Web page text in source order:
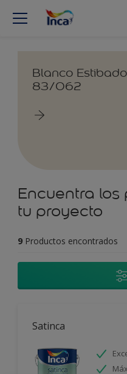
Blanco
83/062
Encuentra
tu proyecto
9 Productos encontrados
Satinca